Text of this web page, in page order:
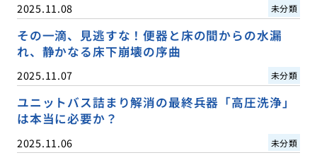
2025.11.08 未分類
その一滴、見逃すな！便器と床の間からの水漏
れ、静かなる床下崩壊の序曲
2025.11.07 未分類
ユニットバス詰まり解消の最終兵器「高圧洗浄」
は本当に必要か？
2025.11.06 未分類